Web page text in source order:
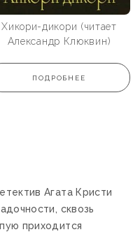
Хикори-дикори (читает
Александр Клюквин)
ПОДРОБНЕЕ
Агата Кристи
сквозь
приходится